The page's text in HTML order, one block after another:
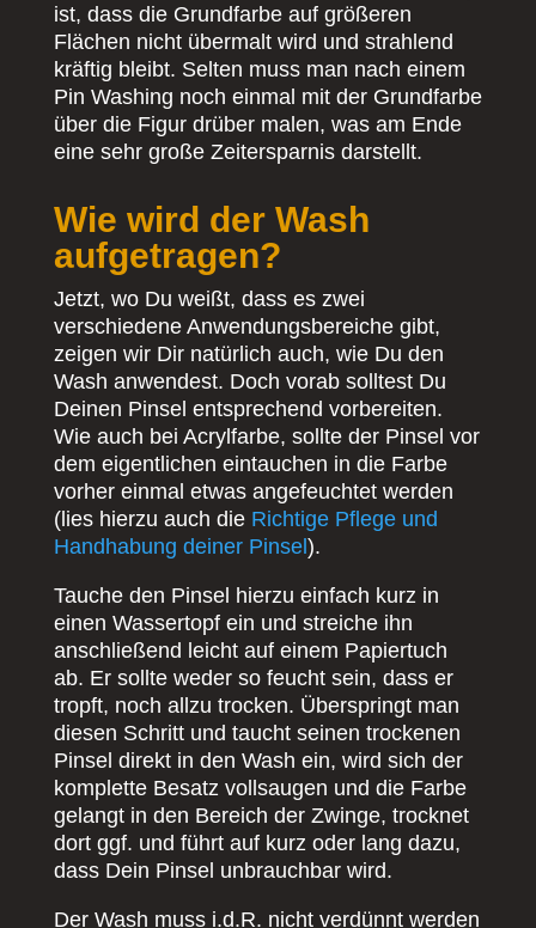
ist, dass die Grundfarbe auf größeren
Flächen nicht übermalt wird und strahlend
kräftig bleibt. Selten muss man nach einem
Pin Washing noch einmal mit der Grundfarbe
über die Figur drüber malen, was am Ende
eine sehr große Zeitersparnis darstellt.
Wie wird der Wash
aufgetragen?
Jetzt, wo Du weißt, dass es zwei
verschiedene Anwendungsbereiche gibt,
zeigen wir Dir natürlich auch, wie Du den
Wash anwendest. Doch vorab solltest Du
Deinen Pinsel entsprechend vorbereiten.
Wie auch bei Acrylfarbe, sollte der Pinsel vor
dem eigentlichen eintauchen in die Farbe
vorher einmal etwas angefeuchtet werden
(lies hierzu auch die Richtige Pflege und
Handhabung deiner Pinsel ).
Tauche den Pinsel hierzu einfach kurz in
einen Wassertopf ein und streiche ihn
anschließend leicht auf einem Papiertuch
ab. Er sollte weder so feucht sein, dass er
tropft, noch allzu trocken. Überspringt man
diesen Schritt und taucht seinen trockenen
Pinsel direkt in den Wash ein, wird sich der
komplette Besatz vollsaugen und die Farbe
gelangt in den Bereich der Zwinge, trocknet
dort ggf. und führt auf kurz oder lang dazu,
dass Dein Pinsel unbrauchbar wird.
Der Wash muss i.d.R. nicht verdünnt werden